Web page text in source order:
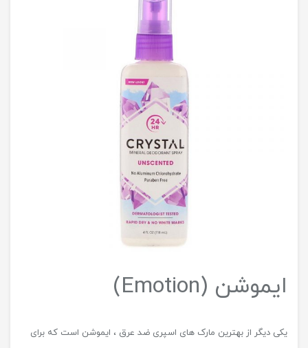
ایموشن (Emotion)
یکی دیگر از بهترین مارک های اسپری ضد عرق ، ایموشن است که برای